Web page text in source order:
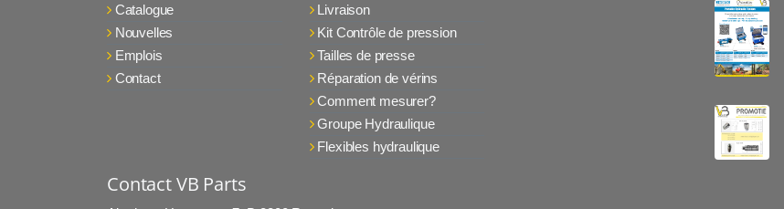
Catalogue
Nouvelles
Emplois
Contact
Livraison
Kit Contrôle de pression
Tailles de presse
Réparation de vérins
Comment mesurer?
Groupe Hydraulique
Flexibles hydraulique
Contact VB Parts